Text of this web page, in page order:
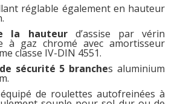
réglable également en hauteur
la hauteurd’assise par vérin
à gaz chromé avec amortisseur
classe IV-DIN 4551.
sécurité 5 branches aluminium
de roulettes autofreinées à